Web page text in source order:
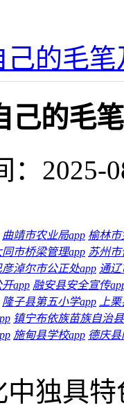
的毛
己的毛
：2025-
曲靖市农业局app 榆林市
同市桥梁管理app 苏州市
彦淖尔市公正处app 通辽
app 融安县安全宣传
隆子县第五小学app 上栗
镇宁布依族苗族自治
施甸县学校app 德庆县
独具